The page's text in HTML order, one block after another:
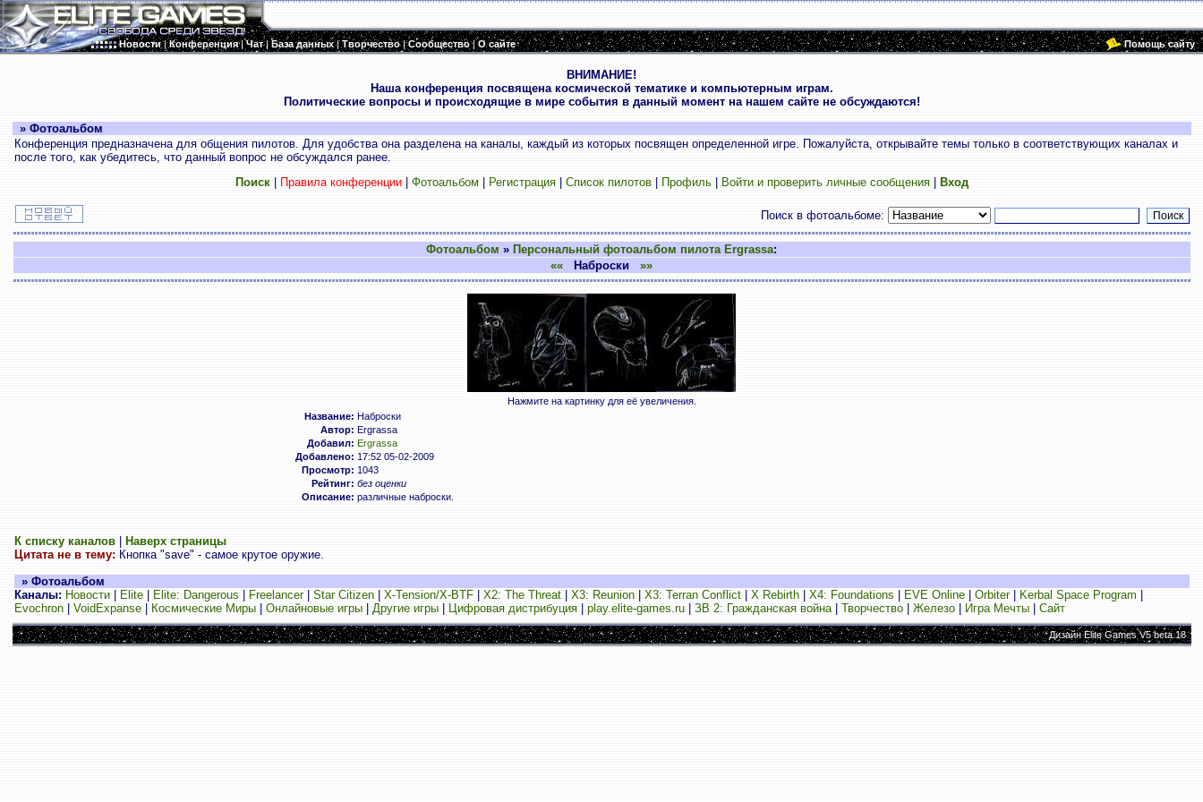
Новости|Конференция|Чат|База данных|Творчество|Сообщество|О сайте Помощь сайту
ВНИМАНИЕ!
Наша конференция посвящена космической тематике и компьютерным играм.
Политические вопросы и происходящие в мире события в данный момент на нашем сайте не обсуждаются!
» Фотоальбом
Конференция предназначена для общения пилотов. Для удобства она разделена на каналы, каждый из которых посвящен определенной игре. Пожалуйста, открывайте темы только в соответствующих каналах и
после того, как убедитесь, что данный вопрос не обсуждался ранее.
Поиск| Правила конференции| Фотоальбом Регистрация| Список пилотов| Профиль| Войти и проверить личные сообщения| Вход
Поиск в фотоальбоме:
Фотоальбом » Персональный фотоальбом пилота Ergrassa:
«« Наброски »»
Нажмите на картинку для её увеличения.
Название: Наброски
Автор: Ergrassa
Добавил: Ergrassa
Добавлено: 17:52 05-02-2009
Просмотр: 1043
Рейтинг: без оценки
Описание: различные наброски.
К списку каналов|
Наверх страницы
Цитата не в тему:Кнопка "save" - самое крутое оружие.
» Фотоальбом
Каналы: Новости| Elite| Elite: Dangerous Freelancer| Star Citizen| X-Tension/X-BTF| X2: The Threat| X3: Reunion| X3: Terran Conflict| X Rebirth| X4: Foundations EVE Online| Orbiter| Kerbal Space Program
Evochron| VoidExpanse| Космические Миры| Онлайновые игры| Другие игры| Цифровая дистрибуция| play.elite-games.ru| ЗВ 2: Гражданская война| Творчество| Железо| Игра Мечты| Сайт
Дизайн Elite Games V5 beta.18